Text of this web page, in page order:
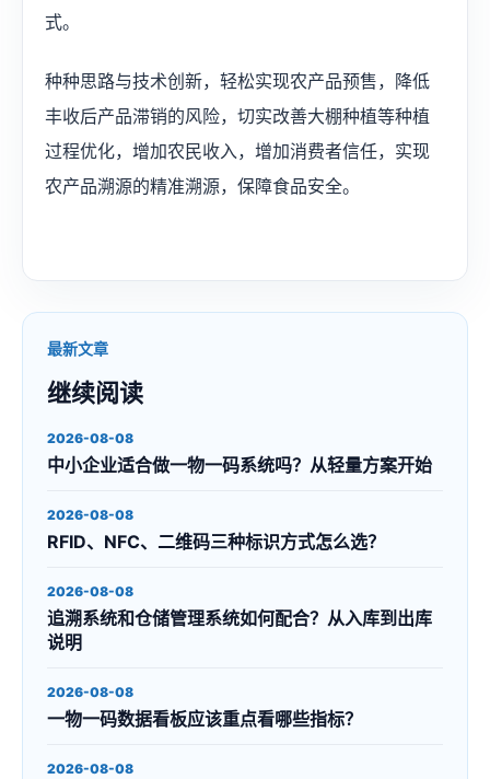
式。
种种思路与技术创新，轻松实现农产品预售，降低
丰收后产品滞销的风险，切实改善大棚种植等种植
过程优化，增加农民收入，增加消费者信任，实现
农产品溯源的精准溯源，保障食品安全。
最新文章
继续阅读
2026-08-08
中小企业适合做一物一码系统吗？从轻量方案开始
2026-08-08
RFID、NFC、二维码三种标识方式怎么选？
2026-08-08
追溯系统和仓储管理系统如何配合？从入库到出库
说明
2026-08-08
一物一码数据看板应该重点看哪些指标？
2026-08-08